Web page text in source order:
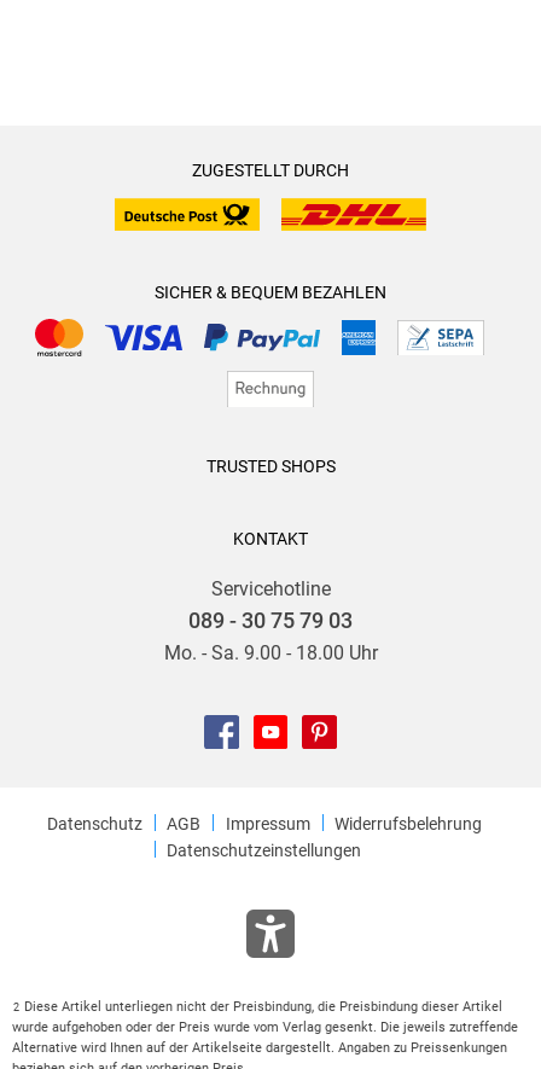
ZUGESTELLT DURCH
SICHER & BEQUEM BEZAHLEN
TRUSTED SHOPS
KONTAKT
Servicehotline
089 - 30 75 79 03
Mo. - Sa. 9.00 - 18.00 Uhr
Datenschutz AGB Impressum
Widerrufsbelehrung
Datenschutzeinstellungen
2
Diese Artikel unterliegen nicht der Preisbindung, die Preisbindung dieser Artikel
wurde aufgehoben oder der Preis wurde vom Verlag gesenkt. Die jeweils zutreffende
Alternative wird Ihnen auf der Artikelseite dargestellt. Angaben zu Preissenkungen